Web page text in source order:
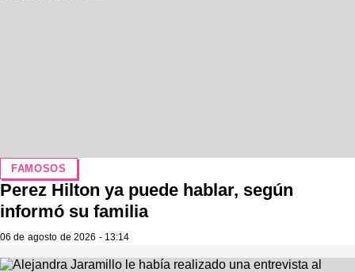
FAMOSOS
Perez Hilton ya puede hablar, según
informó su familia
06 de agosto de 2026 - 13:14